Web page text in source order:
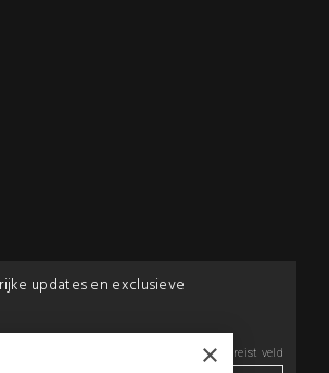
updates en exclusieve
*Vereist veld
×